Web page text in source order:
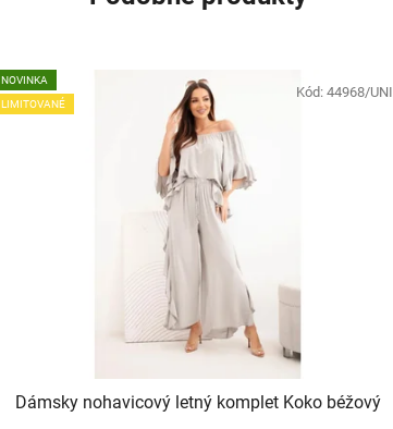
NOVINKA
LIMITOVANÉ
Dámsky nohavicový letný komplet Koko béžový
Kód: 44968/UNI